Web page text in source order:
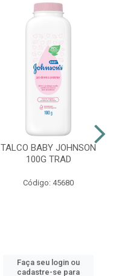
TALCO BABY JOHNSON
100G TRAD
Código: 45680
Faça seu login ou
cadastre-se para